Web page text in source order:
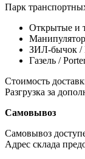
Парк
Открытые и
ЗИЛ-бычок /
Газель /
Стоимость
Разгрузка за
Самовывоз
Самовывоз
Адрес склада